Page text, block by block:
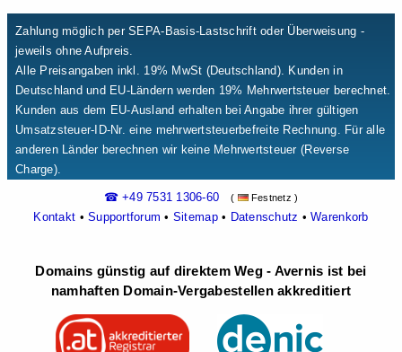
Zahlung möglich per SEPA-Basis-Lastschrift oder Überweisung -
jeweils ohne Aufpreis.
Alle Preisangaben inkl. 19% MwSt (Deutschland). Kunden in
Deutschland und EU-Ländern werden 19% Mehrwertsteuer berechnet.
Kunden aus dem EU-Ausland erhalten bei Angabe ihrer gültigen
Umsatzsteuer-ID-Nr. eine mehrwertsteuerbefreite Rechnung. Für alle
anderen Länder berechnen wir keine Mehrwertsteuer (Reverse
Charge).
☎ +49 7531 1306-60 ( Festnetz )
Kontakt •Supportforum • Sitemap• Datenschutz •Warenkorb
Domains günstig auf direktem Weg - Avernis ist bei
namhaften Domain-Vergabestellen akkreditiert